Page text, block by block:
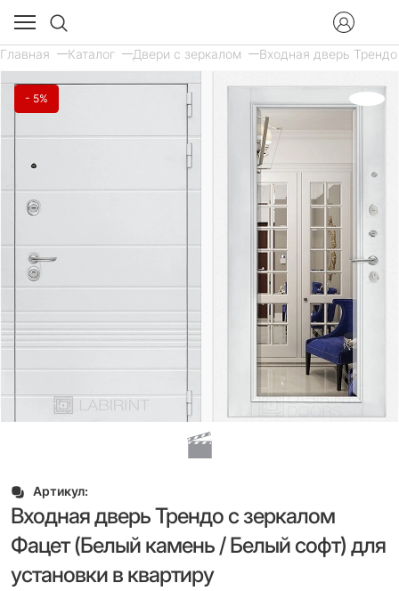
Главная Каталог Двери с зеркалом Входная дверь
- 5%
Артикул:
Входная дверь Трендо с зеркалом
Фацет (Белый камень / Белый софт) для
установки в квартиру